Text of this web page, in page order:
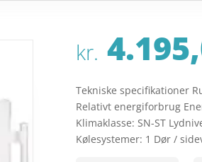
kr.
Tekniske specifikationer
Relativt energiforbrug
Klimaklasse: SN-ST
Kølesystemer: 1 Dør /